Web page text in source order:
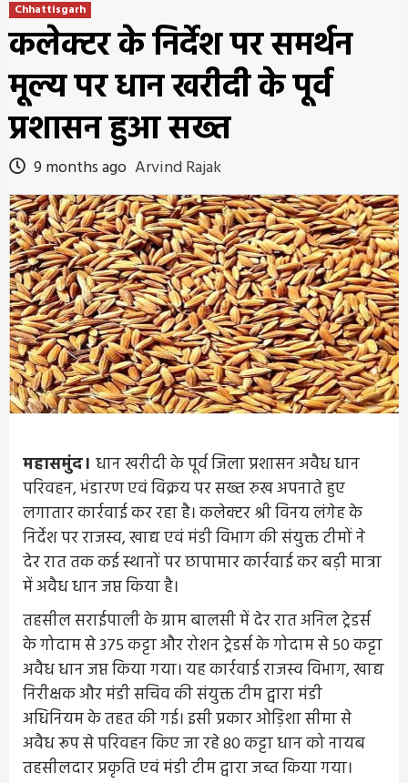
Chhattisgarh
कलेक्टर के निर्देश पर समर्थन
मूल्य पर धान खरीदी के पूर्व
प्रशासन हुआ सख्त
9 months ago Arvind Rajak
महासमुंद। धान खरीदी के पूर्व जिला प्रशासन अवैध धान
परिवहन, भंडारण एवं विक्रय पर सख्त रुख अपनाते हुए
लगातार कार्रवाई कर रहा है। कलेक्टर श्री विनय लंगेह के
निर्देश पर राजस्व, खाद्य एवं मंडी विभाग की संयुक्त टीमों ने
देर रात तक कई स्थानों पर छापामार कार्रवाई कर बड़ी मात्रा
में अवैध धान जप्त किया है।
तहसील सराईपाली के ग्राम बालसी में देर रात अनिल ट्रेडर्स
के गोदाम से 375 कट्टा और रोशन ट्रेडर्स के गोदाम से 50 कट्टा
अवैध धान जप्त किया गया। यह कार्रवाई राजस्व विभाग, खाद्य
निरीक्षक और मंडी सचिव की संयुक्त टीम द्वारा मंडी
अधिनियम के तहत की गई। इसी प्रकार ओड़िशा सीमा से
अवैध रूप से परिवहन किए जा रहे 80 कट्टा धान को नायब
तहसीलदार प्रकृति एवं मंडी टीम द्वारा जब्त किया गया।